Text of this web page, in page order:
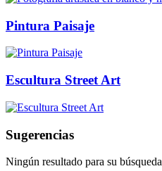
Pintura Paisaje
Escultura Street Art
Sugerencias
Ningún resultado para su búsqueda